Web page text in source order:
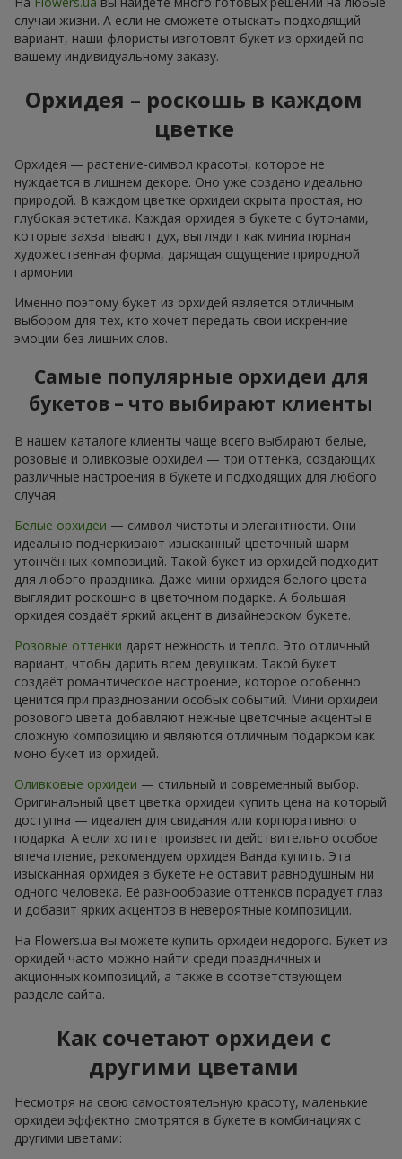
случаи жизни. А если не сможете отыскать подходящий
вариант, наши флористы изготовят букет из орхидей по
вашему индивидуальному заказу.
Орхидея – роскошь в каждом
цветке
Орхидея — растение-символ красоты, которое не
нуждается в лишнем декоре. Оно уже создано идеально
природой. В каждом цветке орхидеи скрыта простая, но
глубокая эстетика. Каждая орхидея в букете с бутонами,
которые захватывают дух, выглядит как миниатюрная
художественная форма, дарящая ощущение природной
гармонии.
Именно поэтому букет из орхидей является отличным
выбором для тех, кто хочет передать свои искренние
эмоции без лишних слов.
Самые популярные орхидеи для
букетов – что выбирают клиенты
В нашем каталоге клиенты чаще всего выбирают белые,
розовые и оливковые орхидеи — три оттенка, создающих
различные настроения в букете и подходящих для любого
случая.
Белые орхидеи — символ чистоты и элегантности. Они
идеально подчеркивают изысканный цветочный шарм
утончённых композиций. Такой букет из орхидей подходит
для любого праздника. Даже мини орхидея белого цвета
выглядит роскошно в цветочном подарке. А большая
орхидея создаёт яркий акцент в дизайнерском букете.
Розовые оттенки дарят нежность и тепло. Это отличный
вариант, чтобы дарить всем девушкам. Такой букет
создаёт романтическое настроение, которое особенно
ценится при праздновании особых событий. Мини орхидеи
розового цвета добавляют нежные цветочные акценты в
сложную композицию и являются отличным подарком как
моно букет из орхидей.
Оливковые орхидеи — стильный и современный выбор.
Оригинальный цвет цветка орхидеи купить цена на который
доступна — идеален для свидания или корпоративного
подарка. А если хотите произвести действительно особое
впечатление, рекомендуем орхидея Ванда купить. Эта
изысканная орхидея в букете не оставит равнодушным ни
одного человека. Её разнообразие оттенков порадует глаз
и добавит ярких акцентов в невероятные композиции.
На Flowers.ua вы можете купить орхидеи недорого. Букет из
орхидей часто можно найти среди праздничных и
акционных композиций, а также в соответствующем
разделе сайта.
Как сочетают орхидеи с
другими цветами
Несмотря на свою самостоятельную красоту, маленькие
орхидеи эффектно смотрятся в букете в комбинациях с
другими цветами: